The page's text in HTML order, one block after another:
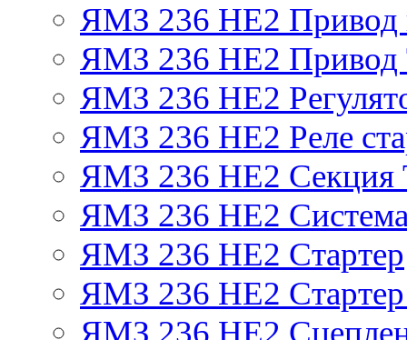
ЯМЗ 236 НЕ2 Привод
ЯМЗ 236 НЕ2
ЯМЗ 236 НЕ2
ЯМЗ 236 НЕ2 Реле
ЯМЗ 236 НЕ2
ЯМЗ 236 НЕ2
ЯМЗ 236 НЕ2 Стартер
ЯМЗ 236 НЕ2 Стартер
ЯМЗ 236 НЕ2